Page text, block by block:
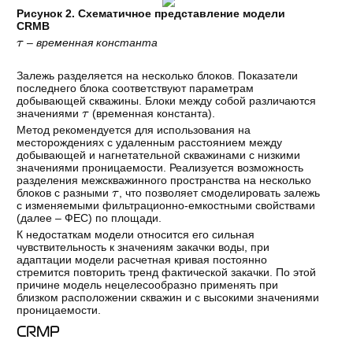
Рисунок 2. Схематичное представление модели
CRMB
τ– временная константа
Залежь разделяется на несколько блоков. Показатели
последнего блока соответствуют параметрам
добывающей скважины. Блоки между собой различаются
значениямиτ (временная константа).
Метод рекомендуется для использования на
месторождениях с удаленным расстоянием между
добывающей и нагнетательной скважинами с низкими
значениями проницаемости. Реализуется возможность
разделения межскважинного пространства на несколько
блоков с разнымиτ, что позволяет смоделировать залежь
с изменяемыми фильтрационно-емкостными свойствами
(далее – ФЕС) по площади.
К недостаткам модели относится его сильная
чувствительность к значениям закачки воды, при
адаптации модели расчетная кривая постоянно
стремится повторить тренд фактической закачки. По этой
причине модель нецелесообразно применять при
близком расположении скважин и с высокими значениями
проницаемости.
CRMP